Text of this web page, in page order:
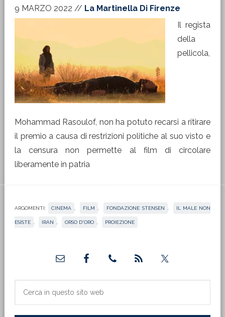
9 MARZO 2022 // La Martinella Di Firenze
Il regista
della
pellicola,
Mohammad Rasoulof, non ha potuto recarsi a ritirare
il premio a causa di restrizioni politiche al suo visto e
la censura non permette al film di circolare
liberamente in patria
ARGOMENTI: CINEMA FILM FONDAZIONE STENSEN IL MALE NON
ESISTE IRAN ORSO D'ORO PROIEZIONE
primaria